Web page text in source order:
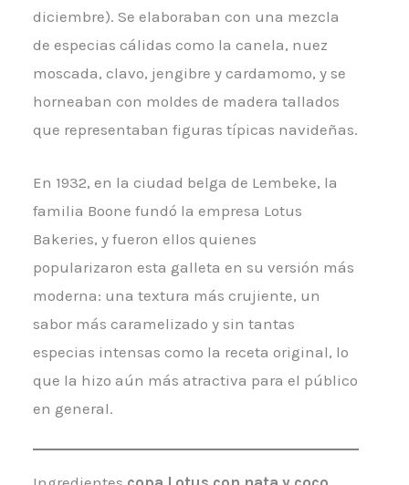
diciembre). Se elaboraban con una mezcla
de especias cálidas como la canela, nuez
moscada, clavo, jengibre y cardamomo, y se
horneaban con moldes de madera tallados
que representaban figuras típicas navideñas.
En 1932, en la ciudad belga de Lembeke, la
familia Boone fundó la empresa Lotus
Bakeries, y fueron ellos quienes
popularizaron esta galleta en su versión más
moderna: una textura más crujiente, un
sabor más caramelizado y sin tantas
especias intensas como la receta original, lo
que la hizo aún más atractiva para el público
en general.